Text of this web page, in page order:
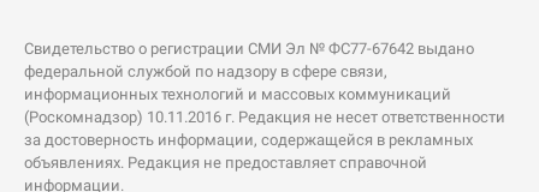
Свидетельство о регистрации СМИ Эл № ФС77-67642 выдано
федеральной службой по надзору в сфере связи,
информационных технологий и массовых коммуникаций
(Роскомнадзор) 10.11.2016 г. Редакция не несет ответственности
за достоверность информации, содержащейся в рекламных
объявлениях. Редакция не предоставляет справочной
информации.